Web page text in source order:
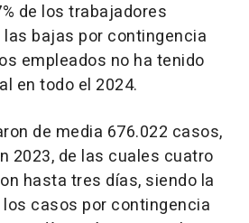
de los trabajadores
las bajas por contingencia
empleados no ha tenido
en todo el 2024.
de media 676.022 casos,
2023, de las cuales cuatro
hasta tres días, siendo la
casos por contingencia